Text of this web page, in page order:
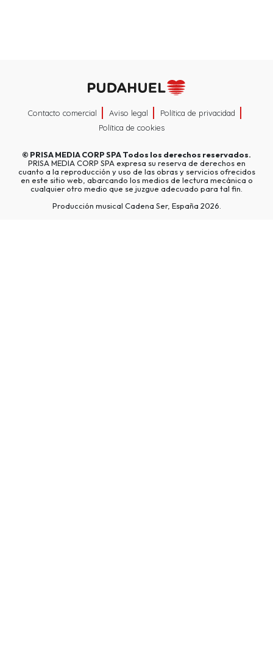
Contacto comercial Aviso legal
Política de privacidad
Política de cookies
© PRISA MEDIA CORP SPATodos los derechos reservados.
PRISA MEDIA CORP SPA expresa su reserva de derechos en
cuanto a la reproducción y uso de las obras y servicios ofrecidos
en este sitio web, abarcando los medios de lectura mecánica o
cualquier otro medio que se juzgue adecuado para tal fin.
Producción musical Cadena Ser, España 2026.